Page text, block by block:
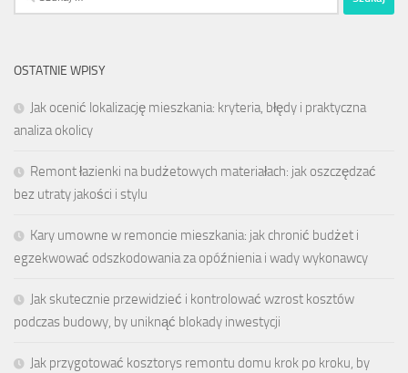
OSTATNIE WPISY
Jak ocenić lokalizację mieszkania: kryteria, błędy i praktyczna
analiza okolicy
Remont łazienki na budżetowych materiałach: jak oszczędzać
bez utraty jakości i stylu
Kary umowne w remoncie mieszkania: jak chronić budżet i
egzekwować odszkodowania za opóźnienia i wady wykonawcy
Jak skutecznie przewidzieć i kontrolować wzrost kosztów
podczas budowy, by uniknąć blokady inwestycji
Jak przygotować kosztorys remontu domu krok po kroku, by